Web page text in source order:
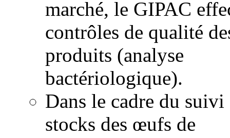
marché, le GIPAC
contrôles de qualité
produits (analyse
bactériologique).
Dans le cadre du suivi
stocks des œufs de